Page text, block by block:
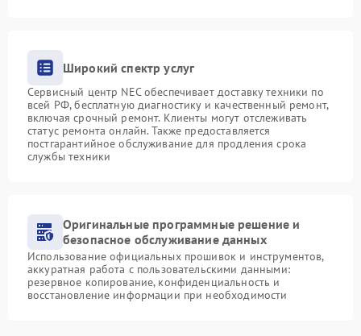
Широкий спектр услуг
Сервисный центр NEC обеспечивает доставку техники по
всей РФ, бесплатную диагностику и качественный ремонт,
включая срочный ремонт. Клиенты могут отслеживать
статус ремонта онлайн. Также предоставляется
постгарантийное обслуживание для продления срока
службы техники
Оригинальные программные решение и
безопасное обслуживание данных
Использование официальных прошивок и инструментов,
аккуратная работа с пользовательскими данными:
резервное копирование, конфиденциальность и
восстановление информации при необходимости